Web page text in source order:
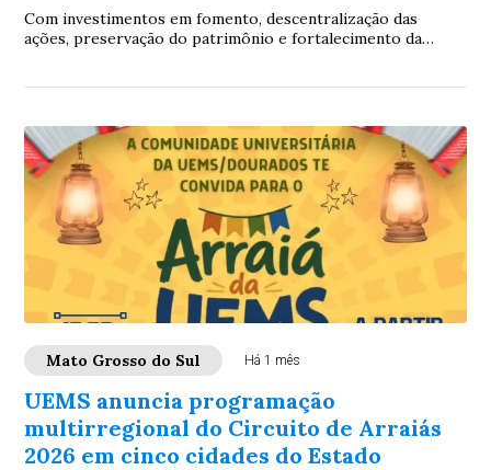
Com investimentos em fomento, descentralização das
ações, preservação do patrimônio e fortalecimento da
Mato Grosso do Sul Há 1 mês
UEMS anuncia programação
multirregional do Circuito de Arraiás
2026 em cinco cidades do Estado